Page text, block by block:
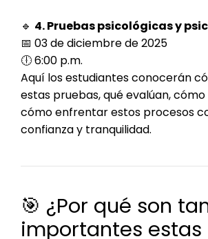
🔹 4. Pruebas psicológicas y
📅 03 de diciembre de 2025
🕕 6:00 p.m.
Aquí los estudiantes conocerán
estas pruebas, qué evalúan,
cómo enfrentar estos procesos
confianza y tranquilidad.
🎯 ¿Por qué son
importantes estas